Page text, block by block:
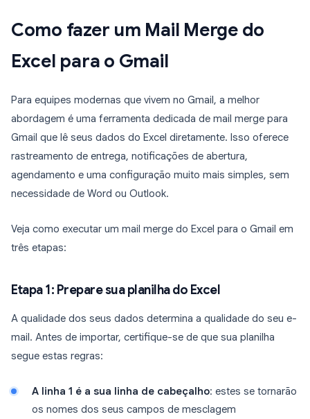
Como fazer um Mail Merge do
Excel para o Gmail
Para equipes modernas que vivem no Gmail, a melhor
abordagem é uma ferramenta dedicada de mail merge para
Gmail que lê seus dados do Excel diretamente. Isso oferece
rastreamento de entrega, notificações de abertura,
agendamento e uma configuração muito mais simples, sem
necessidade de Word ou Outlook.
Veja como executar um mail merge do Excel para o Gmail em
três etapas:
Etapa 1: Prepare sua planilha do Excel
A qualidade dos seus dados determina a qualidade do seu e-
mail. Antes de importar, certifique-se de que sua planilha
segue estas regras:
A linha 1 é a sua linha de cabeçalho: estes se tornarão
os nomes dos seus campos de mesclagem